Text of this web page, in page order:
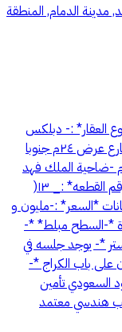
مدينة الدمام, المنطقة
العقار* :- دبلكس
شبه منفصل صاله مفتوحه بدون مقلط. شمالا شارع عرض ٢٤م جنوبا
:- الدمام -ضاحية الملك فهد
*الحي* :- الرابع السابع *المساحة* :- ٢٤٣ م٢ *رقم القطعه* :_ ١٣(
*السعر* :-مليون و
*-السطح مبلط* *-
*- يوجد جلسه في
باب الكراج *-
على الكود السعودي تأمين
هندسي معتمد